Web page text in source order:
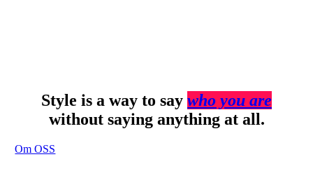
Style is a way to say who you are
without saying anything at all.
Om OSS